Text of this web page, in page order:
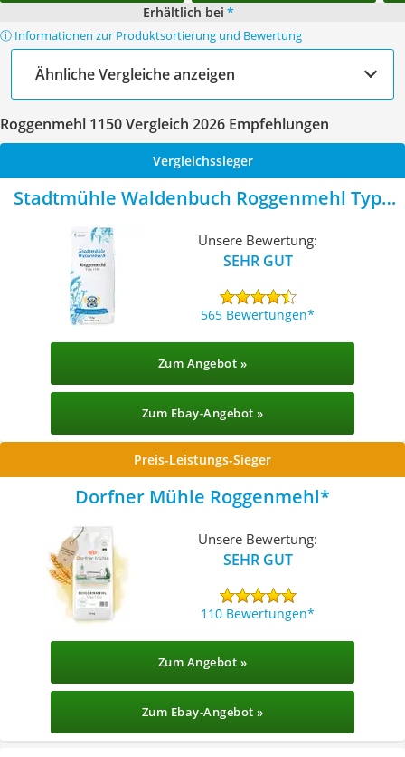
Erhältlich bei *
ⓘ Informationen zur Produktsortierung und Bewertung
Ähnliche Vergleiche anzeigen
Roggenmehl 1150 Vergleich 2026 Empfehlungen
Vergleichssieger
Stadtmühle Waldenbuch Roggenmehl Type
Unsere Bewertung:
SEHR GUT
565 Bewertungen
Zum Angebot »
Zum Ebay-Angebot »
Preis-Leistungs-Sieger
Dorfner Mühle Roggenmehl
Unsere Bewertung:
SEHR GUT
110 Bewertungen
Zum Angebot »
Zum Ebay-Angebot »